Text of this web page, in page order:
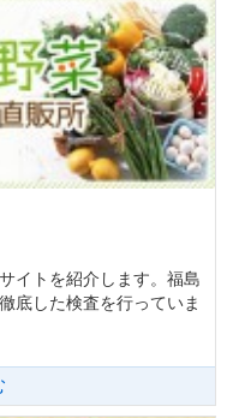
イトを紹介します。福島
底した検査を行っていま